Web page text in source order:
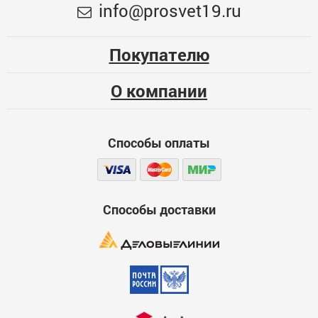
Меньше месяца
Больше года
info@prosvet19.ru
Покупателю
О компании
Способы оплаты
Способы доставки